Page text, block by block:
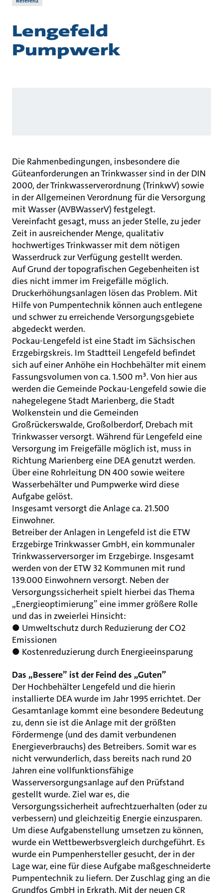
Lengefeld
Pumpwerk
Die Rahmenbedingungen, insbesondere die
Güteanforderungen an Trinkwasser sind in der DIN
2000, der Trinkwasserverordnung (TrinkwV) sowie
in der Allgemeinen Verordnung für die Versorgung
mit Wasser (AVBWasserV) festgelegt.
Vereinfacht gesagt, muss an jeder Stelle, zu jeder
Zeit in ausreichender Menge, qualitativ
hochwertiges Trinkwasser mit dem nötigen
Wasserdruck zur Verfügung gestellt werden.
Auf Grund der topografischen Gegebenheiten ist
dies nicht immer im Freigefälle möglich.
Druckerhöhungsanlagen lösen das Problem. Mit
Hilfe von Pumpentechnik können auch entlegene
und schwer zu erreichende Versorgungsgebiete
abgedeckt werden.
Pockau-Lengefeld ist eine Stadt im Sächsischen
Erzgebirgskreis. Im Stadtteil Lengefeld befindet
sich auf einer Anhöhe ein Hochbehälter mit einem
Fassungsvolumen von ca. 1.500 m³. Von hier aus
werden die Gemeinde Pockau-Lengefeld sowie die
nahegelegene Stadt Marienberg, die Stadt
Wolkenstein und die Gemeinden
Großrückerswalde, Großolberdorf, Drebach mit
Trinkwasser versorgt. Während für Lengefeld eine
Versorgung im Freigefälle möglich ist, muss in
Richtung Marienberg eine DEA genutzt werden.
Über eine Rohrleitung DN 400 sowie weitere
Wasserbehälter und Pumpwerke wird diese
Aufgabe gelöst.
Insgesamt versorgt die Anlage ca. 21.500
Einwohner.
Betreiber der Anlagen in Lengefeld ist die ETW
Erzgebirge Trinkwasser GmbH, ein kommunaler
Trinkwasserversorger im Erzgebirge. Insgesamt
werden von der ETW 32 Kommunen mit rund
139.000 Einwohnern versorgt. Neben der
Versorgungssicherheit spielt hierbei das Thema
„Energieoptimierung” eine immer größere Rolle
und das in zweierlei Hinsicht:
● Umweltschutz durch Reduzierung der CO2
Emissionen
● Kostenreduzierung durch Energieeinsparung
Das „Bessere” ist der Feind des „Guten”
Der Hochbehälter Lengefeld und die hierin
installierte DEA wurde im Jahr 1995 errichtet. Der
Gesamtanlage kommt eine besondere Bedeutung
zu, denn sie ist die Anlage mit der größten
Fördermenge (und des damit verbundenen
Energieverbrauchs) des Betreibers. Somit war es
nicht verwunderlich, dass bereits nach rund 20
Jahren eine vollfunktionsfähige
Wasserversorgungsanlage auf den Prüfstand
gestellt wurde. Ziel war es, die
Versorgungssicherheit aufrechtzuerhalten (oder zu
verbessern) und gleichzeitig Energie einzusparen.
Um diese Aufgabenstellung umsetzen zu können,
wurde ein Wettbewerbsvergleich durchgeführt. Es
wurde ein Pumpenhersteller gesucht, der in der
Lage war, eine für diese Aufgabe maßgeschneiderte
Pumpentechnik zu liefern. Der Zuschlag ging an die
Grundfos GmbH in Erkrath. Mit der neuen CR